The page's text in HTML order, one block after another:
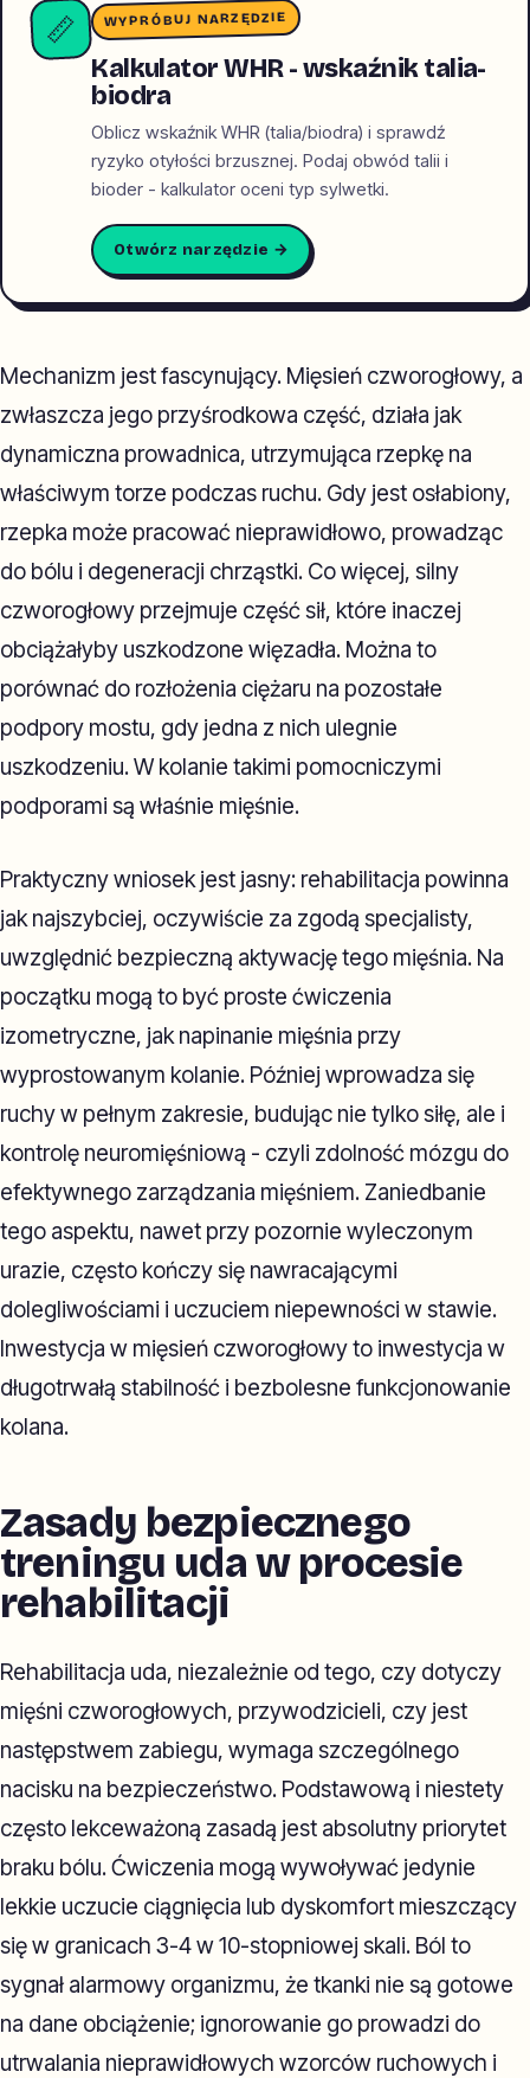
📏 WYPRÓBUJ NARZĘDZIE
Kalkulator WHR - wskaźnik talia-
biodra
Oblicz wskaźnik WHR (talia/biodra) i sprawdź
ryzyko otyłości brzusznej. Podaj obwód talii i
bioder - kalkulator oceni typ sylwetki.
Otwórz narzędzie →
Mechanizm jest fascynujący. Mięsień czworogłowy, a
zwłaszcza jego przyśrodkowa część, działa jak
dynamiczna prowadnica, utrzymująca rzepkę na
właściwym torze podczas ruchu. Gdy jest osłabiony,
rzepka może pracować nieprawidłowo, prowadząc
do bólu i degeneracji chrząstki. Co więcej, silny
czworogłowy przejmuje część sił, które inaczej
obciążałyby uszkodzone więzadła. Można to
porównać do rozłożenia ciężaru na pozostałe
podpory mostu, gdy jedna z nich ulegnie
uszkodzeniu. W kolanie takimi pomocniczymi
podporami są właśnie mięśnie.
Praktyczny wniosek jest jasny: rehabilitacja powinna
jak najszybciej, oczywiście za zgodą specjalisty,
uwzględnić bezpieczną aktywację tego mięśnia. Na
początku mogą to być proste ćwiczenia
izometryczne, jak napinanie mięśnia przy
wyprostowanym kolanie. Później wprowadza się
ruchy w pełnym zakresie, budując nie tylko siłę, ale i
kontrolę neuromięśniową - czyli zdolność mózgu do
efektywnego zarządzania mięśniem. Zaniedbanie
tego aspektu, nawet przy pozornie wyleczonym
urazie, często kończy się nawracającymi
dolegliwościami i uczuciem niepewności w stawie.
Inwestycja w mięsień czworogłowy to inwestycja w
długotrwałą stabilność i bezbolesne funkcjonowanie
kolana.
Zasady bezpiecznego
treningu uda w procesie
rehabilitacji
Rehabilitacja uda, niezależnie od tego, czy dotyczy
mięśni czworogłowych, przywodzicieli, czy jest
następstwem zabiegu, wymaga szczególnego
nacisku na bezpieczeństwo. Podstawową i niestety
często lekceważoną zasadą jest absolutny priorytet
braku bólu. Ćwiczenia mogą wywoływać jedynie
lekkie uczucie ciągnięcia lub dyskomfort mieszczący
się w granicach 3-4 w 10-stopniowej skali. Ból to
sygnał alarmowy organizmu, że tkanki nie są gotowe
na dane obciążenie; ignorowanie go prowadzi do
utrwalania nieprawidłowych wzorców ruchowych i